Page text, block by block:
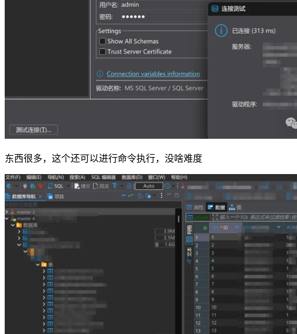
东西很多，这个还可以进行命令执行，没啥难度